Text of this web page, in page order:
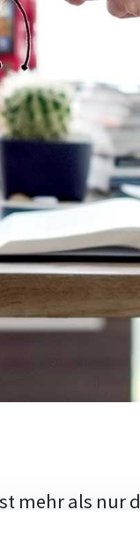
mehr als nur
die